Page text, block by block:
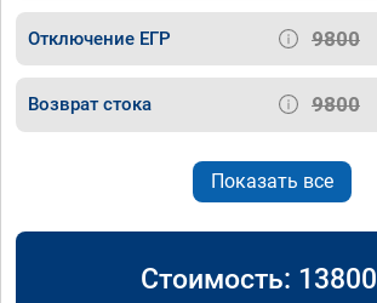
Отключение ЕГР 9800
Возврат стока 9800
Показать все
Стоимость: 13800